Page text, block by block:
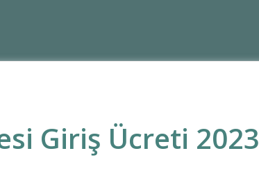
Giriş Ücreti 2023